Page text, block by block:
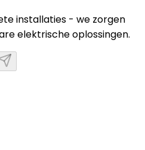
installaties - we zorgen
elektrische oplossingen.